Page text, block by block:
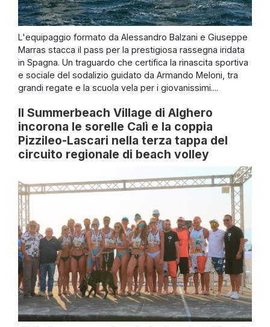
L'equipaggio formato da Alessandro Balzani e Giuseppe
Marras stacca il pass per la prestigiosa rassegna iridata
in Spagna. Un traguardo che certifica la rinascita sportiva
e sociale del sodalizio guidato da Armando Meloni, tra
grandi regate e la scuola vela per i giovanissimi....
Il Summerbeach Village di Alghero
incorona le sorelle Calì e la coppia
Pizzileo-Lascari nella terza tappa del
circuito regionale di beach volley